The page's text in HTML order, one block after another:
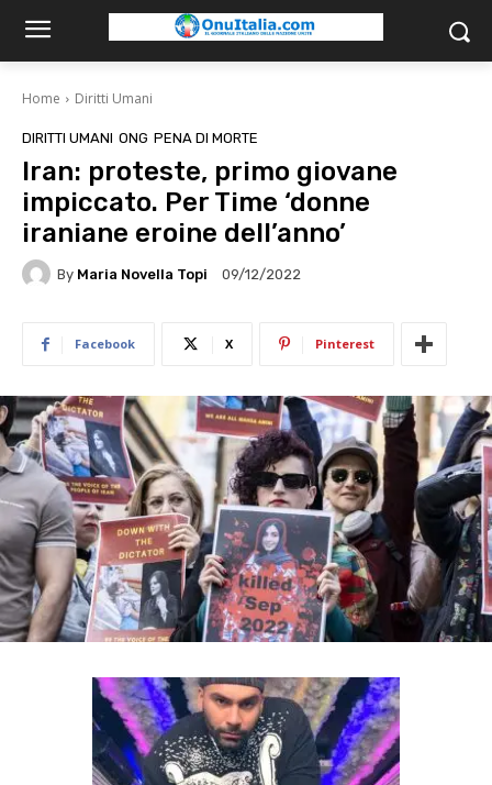
Home Diritti Umani
DIRITTI UMANI ONG PENA DI MORTE
Iran: proteste, primo giovane
impiccato. Per Time ‘donne
iraniane eroine dell’anno’
By Maria Novella Topi 09/12/2022
Facebook X Pinterest